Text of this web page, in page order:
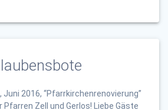
Juni 2016, “Pfarrkirchenrenovierung”
Pfarren Zell und Gerlos! Liebe Gäste